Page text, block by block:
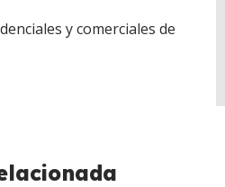
y comerciales de